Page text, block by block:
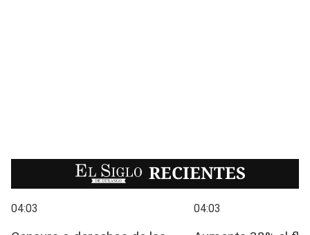
EL SIGLO RECIENTES